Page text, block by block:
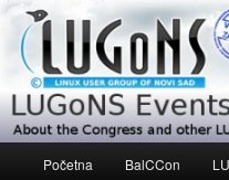
Скочи
примарни
садржајLUGoNS
About the Congress and other
Početna BalCCon